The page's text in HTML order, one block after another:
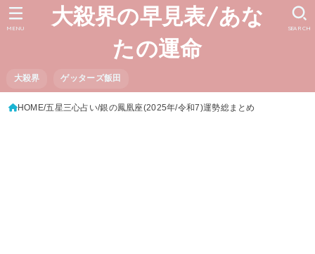
大殺界の早見表/あな
たの運命
大殺界 ゲッターズ飯田
SEARCH
MENU
HOME 五星三心占い 銀の鳳凰座(2025年/令和7)運勢総まとめ